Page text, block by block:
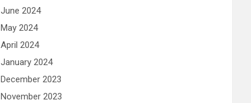
June 2024
May 2024
April 2024
January 2024
December 2023
November 2023